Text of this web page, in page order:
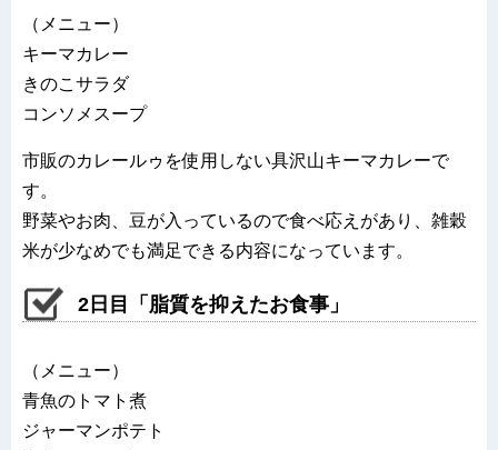
（メニュー）
キーマカレー
きのこサラダ
コンソメスープ
市販のカレールゥを使用しない具沢山キーマカレーで
す。
野菜やお肉、豆が入っているので食べ応えがあり、雑穀
米が少なめでも満足できる内容になっています。
2日目「脂質を抑えたお食事」
（メニュー）
青魚のトマト煮
ジャーマンポテト